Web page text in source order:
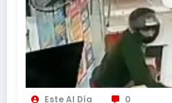
Este Al Día 0